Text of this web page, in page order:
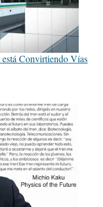
Convirtiendo Vías